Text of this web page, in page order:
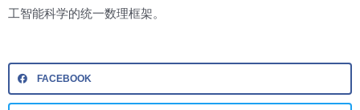
工智能科学的统一数理框架。
FACEBOOK